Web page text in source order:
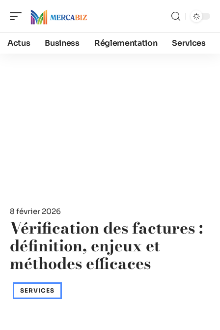
Actus Business Réglementation Services
8 février 2026
Vérification des factures :
définition, enjeux et
méthodes efficaces
SERVICES